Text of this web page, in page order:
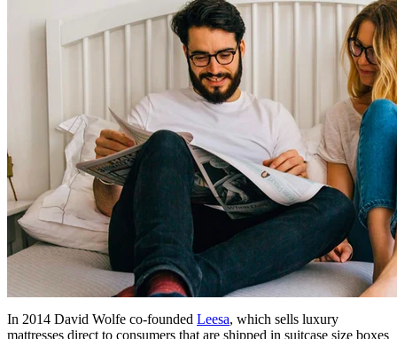
In 2014 David Wolfe co-founded Leesa, which sells luxury
mattresses direct to consumers that are shipped in suitcase size boxes